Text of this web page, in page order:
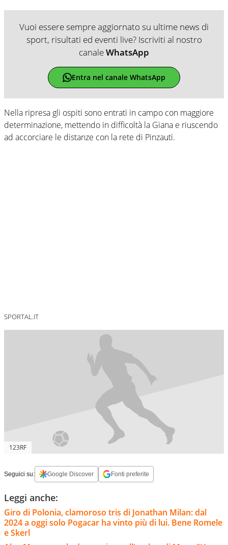
Vuoi essere sempre aggiornato su ultime news di
sport, risultati ed eventi live? Iscriviti al nostro
canaleWhatsApp
Entra nel canale WhatsApp
Nella ripresa gli ospiti sono entrati in campo con maggiore
determinazione, mettendo in difficoltà la Giana e riuscendo
ad accorciare le distanze con la rete di Pinzauti.
SPORTAL.IT
123RF
Seguici su: Google Discover Fonti preferite
Leggi anche:
Giro di Polonia, clamoroso tris di Jonathan Milan: dal
2024 a oggi solo Pogacar ha vinto più di lui. Bene Romele
e Skerl